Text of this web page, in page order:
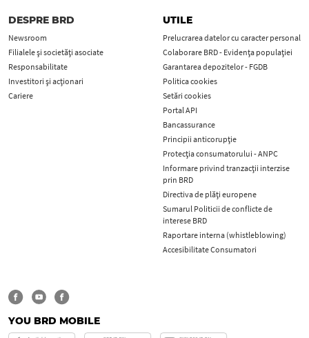
DESPRE BRD
Newsroom
Filialele și societăți asociate
Responsabilitate
Investitori și acționari
Cariere
UTILE
Prelucrarea datelor cu caracter personal
Colaborare BRD - Evidența populației
Garantarea depozitelor - FGDB
Politica cookies
Setări cookies
Portal API
Bancassurance
Principii anticorupţie
Protecţia consumatorului - ANPC
Informare privind tranzacții interzise
prin BRD
Directiva de plăți europene
Sumarul Politicii de conflicte de
interese BRD
Raportare interna (whistleblowing)
Accesibilitate Consumatori
YOU BRD MOBILE